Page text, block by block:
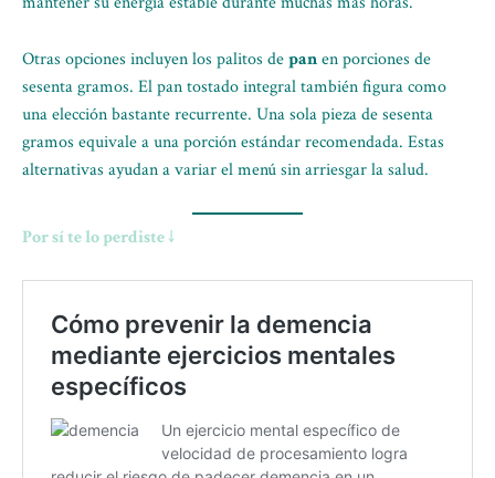
Otras opciones incluyen los palitos depanen porciones de
sesenta gramos. El pan tostado integral también figura como
una elección bastante recurrente. Una sola pieza de sesenta
gramos equivale a una porción estándar recomendada. Estas
alternativas ayudan a variar el menú sin arriesgar la salud.
Por sí te lo perdiste ↓